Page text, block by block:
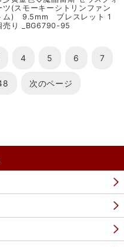
ツ(スモーキーシトリンファン
ム) 9.5mm ブレスレット 1
売り _BG6790-95
4 5 6 7
次のページ